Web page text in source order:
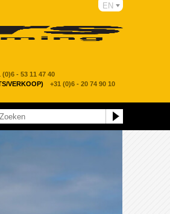
(0)6 - 53 11 47 40
VERKOOP) +31 (0)6 - 20 74 90 10
EN